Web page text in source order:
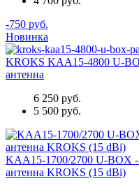
-750 руб.
Новинка
KROKS KAA15-4800 U-
антенна
6 250 руб.
5 500 руб.
KAA15-1700/2700 U-BOX
антенна KROKS (15 dBi)